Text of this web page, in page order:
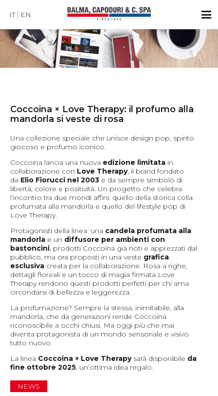
IT EN
Coccoina × Love Therapy: il profumo alla
mandorla si veste di rosa
Una collezione speciale che unisce design pop, spirito
giocoso e profumo iconico.
Coccoina lancia una nuova edizione limitata in
collaborazione con Love Therapy, il brand fondato
da Elio Fiorucci nel 2003 e da sempre simbolo di
libertà, colore e positività. Un progetto che celebra
l’incontro tra due mondi affini: quello della storica colla
profumata alla mandorla e quello del lifestyle pop di
Love Therapy.
Protagonisti della linea: una candela profumata alla
mandorla e un diffusore per ambienti con
bastoncini, prodotti Coccoina già noti e apprezzati dal
pubblico, ma ora proposti in una veste grafica
esclusiva creata per la collaborazione. Rosa a righe,
dettagli floreali e un tocco di magia firmata Love
Therapy rendono questi prodotti perfetti per chi ama
circondarsi di bellezza e leggerezza.
La profumazione? Sempre la stessa, inimitabile, alla
mandorla, che da generazioni rende Coccoina
riconoscibile a occhi chiusi. Ma oggi più che mai
diventa protagonista di un mondo sensoriale e visivo
tutto nuovo.
La linea Coccoina × Love Therapysarà disponibile da
fine ottobre 2025, un’ottima idea regalo.
NEWS